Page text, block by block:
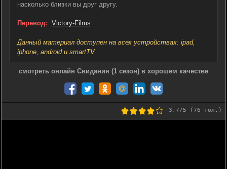
насколько близки вы друг другу.
Перевод: Victory-Films
Данный материал доступен на всех устройствах: ipad,
iphone, android и smartTV.
смотреть онлайн Свидания (1 сезон) в хорошем качестве
3.7/5 (76 гол.)